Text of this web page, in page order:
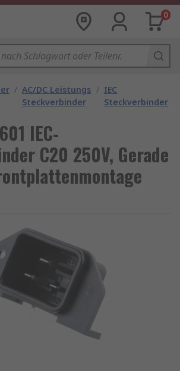
0
/ AC/DC Leistungs
Steckverbinder
/ IEC
Steckverbinder
IEC-
C20 250V, Gerade